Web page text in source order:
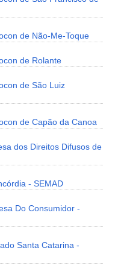
de Não-Me-Toque
de Rolante
de São Luiz
de Capão da Canoa
dos Direitos Difusos de
- SEMAD
Do Consumidor -
Santa Catarina -